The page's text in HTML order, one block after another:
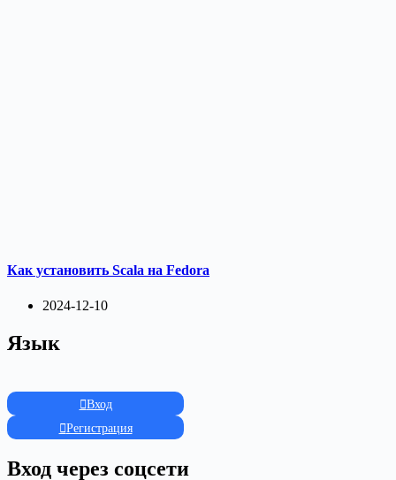
Как установить Scala на Fedora
2024-12-10
Язык
Вход
Регистрация
Вход через соцсети